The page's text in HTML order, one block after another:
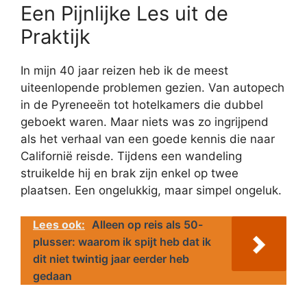
Een Pijnlijke Les uit de
Praktijk
In mijn 40 jaar reizen heb ik de meest
uiteenlopende problemen gezien. Van autopech
in de Pyreneeën tot hotelkamers die dubbel
geboekt waren. Maar niets was zo ingrijpend
als het verhaal van een goede kennis die naar
Californië reisde. Tijdens een wandeling
struikelde hij en brak zijn enkel op twee
plaatsen. Een ongelukkig, maar simpel ongeluk.
Lees ook: Alleen op reis als 50-
plusser: waarom ik spijt heb dat ik
dit niet twintig jaar eerder heb
gedaan